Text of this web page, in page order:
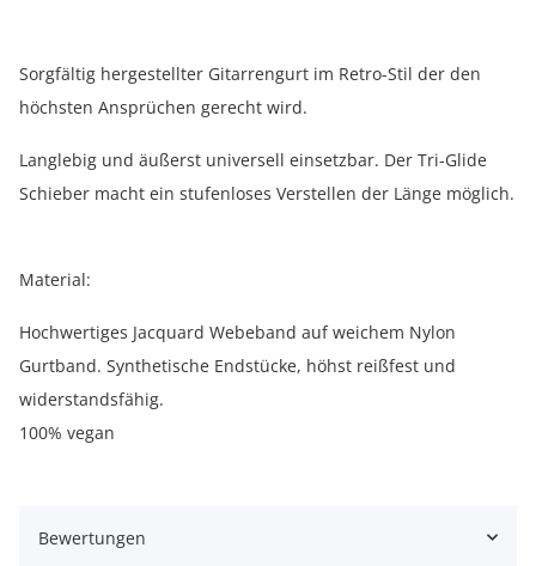
Sorgfältig hergestellter Gitarrengurt im Retro-Stil der den
höchsten Ansprüchen gerecht wird.
Langlebig und äußerst universell einsetzbar. Der Tri-Glide
Schieber macht ein stufenloses Verstellen der Länge möglich.
Material:
Hochwertiges Jacquard Webeband auf weichem Nylon
Gurtband. Synthetische Endstücke, höhst reißfest und
widerstandsfähig.
100% vegan
Bewertungen